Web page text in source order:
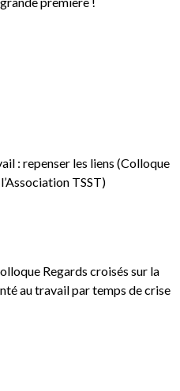
: repenser les liens (Colloque
TSST)
Regards croisés sur la
au travail par temps de crise